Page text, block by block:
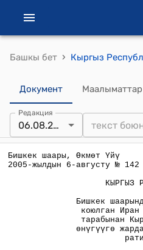
Башкы бет ›
Документ Маалыматтар
Редакция
06.08.2005